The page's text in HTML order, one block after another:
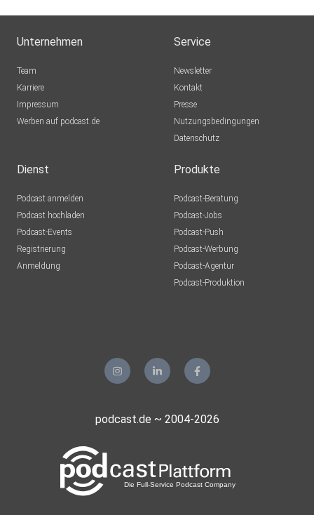
Unternehmen
Team
Karriere
Impressum
Werben auf podcast.de
Service
Newsletter
Kontakt
Presse
Nutzungsbedingungen
Datenschutz
Dienst
Podcast anmelden
Podcast hochladen
Podcast-Events
Registrierung
Anmeldung
Produkte
Podcast-Beratung
Podcast-Jobs
Podcast-Push
Podcast-Werbung
Podcast-Agentur
Podcast-Produktion
podcast.de ~ 2004-2026